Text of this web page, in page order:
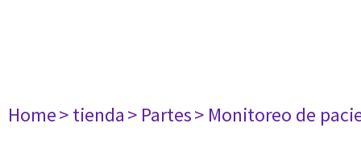
Home> tienda> Partes> Monitoreo de